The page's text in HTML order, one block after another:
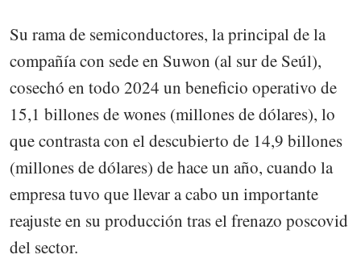
Su rama de semiconductores, la principal de la
compañía con sede en Suwon (al sur de Seúl),
cosechó en todo 2024 un beneficio operativo de
15,1 billones de wones (millones de dólares), lo
que contrasta con el descubierto de 14,9 billones
(millones de dólares) de hace un año, cuando la
empresa tuvo que llevar a cabo un importante
reajuste en su producción tras el frenazo poscovid
del sector.